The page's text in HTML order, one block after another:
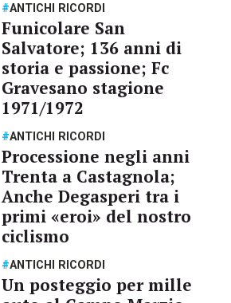
#ANTICHI RICORDI
Funicolare San
Salvatore; 136 anni di
storia e passione; Fc
Gravesano stagione
1971/1972
#ANTICHI RICORDI
Processione negli anni
Trenta a Castagnola;
Anche Degasperi tra i
primi «eroi» del nostro
ciclismo
#ANTICHI RICORDI
Un posteggio per mille